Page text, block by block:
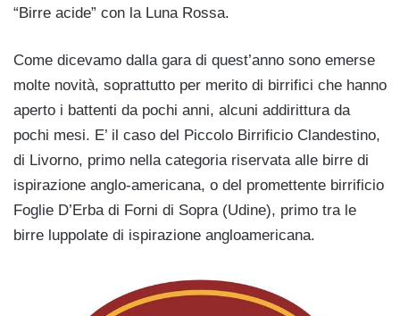
“Birre acide” con la Luna Rossa.
Come dicevamo dalla gara di quest’anno sono emerse
molte novità, soprattutto per merito di birrifici che hanno
aperto i battenti da pochi anni, alcuni addirittura da
pochi mesi. E’ il caso del Piccolo Birrificio Clandestino,
di Livorno, primo nella categoria riservata alle birre di
ispirazione anglo-americana, o del promettente birrificio
Foglie D’Erba di Forni di Sopra (Udine), primo tra le
birre luppolate di ispirazione angloamericana.